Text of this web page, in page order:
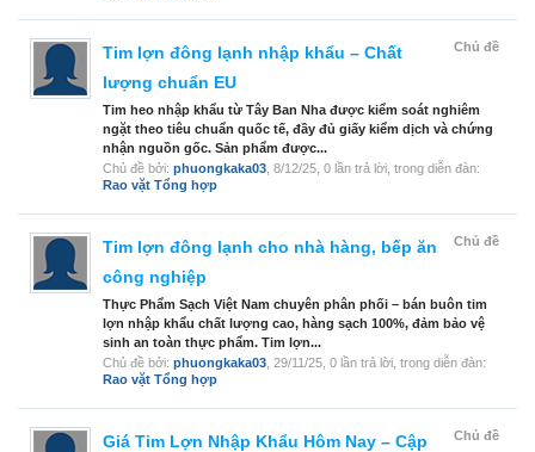
Chủ đề
Tim lợn đông lạnh nhập khẩu – Chất
lượng chuẩn EU
Tim heo nhập khẩu từ Tây Ban Nha được kiểm soát nghiêm
ngặt theo tiêu chuẩn quốc tế, đầy đủ giấy kiểm dịch và chứng
nhận nguồn gốc. Sản phẩm được...
Chủ đề bởi: phuongkaka03 8/12/25 , 0 lần trả lời, trong diễn đàn:
Rao vặt Tổng hợp
Chủ đề
Tim lợn đông lạnh cho nhà hàng, bếp ăn
công nghiệp
Thực Phẩm Sạch Việt Nam chuyên phân phối – bán buôn tim
lợn nhập khẩu chất lượng cao, hàng sạch 100%, đảm bảo vệ
sinh an toàn thực phẩm. Tim lợn...
Chủ đề bởi: phuongkaka03 29/11/25 , 0 lần trả lời, trong diễn đàn:
Rao vặt Tổng hợp
Chủ đề
Giá Tim Lợn Nhập Khẩu Hôm Nay – Cập